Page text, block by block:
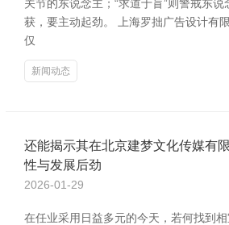
关节的东说念主；“求道于盲”则警戒东
获，要主动起劲。 上海罗拙广告设计有
仅
新闻动态
还能揭示其在北京建梦文化传媒有
性与发展后劲
2026-01-29
在任业采用日益多元的今天，若何找到